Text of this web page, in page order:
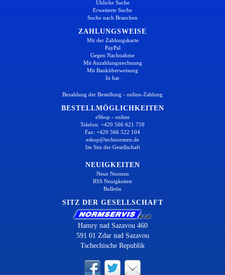
Übliche Suche
Erweiterte Suche
Suche nach Branchen
ZAHLUNGSWEISE
Mit der Zahlungskarte
PayPal
Gegen Nachnahme
Mit Anzahlungsrechnung
Mit Banküberweisung
In bar
Bezahlung der Bestellung - online-Zahlung
BESTELLMÖGLICHKEITEN
eShop - online
Telefon: +420 566 621 759
Fax: +420 566 522 104
eshop@technormen.de
Im Sitz der Gesellschaft
NEUIGKEITEN
Neue Normen
RSS Neuigkeiten
Bulletin
SITZ DER GESELLSCHAFT
Hamry nad Sazavou 460
591 01 Zdar nad Sazavou
Tschechische Republik